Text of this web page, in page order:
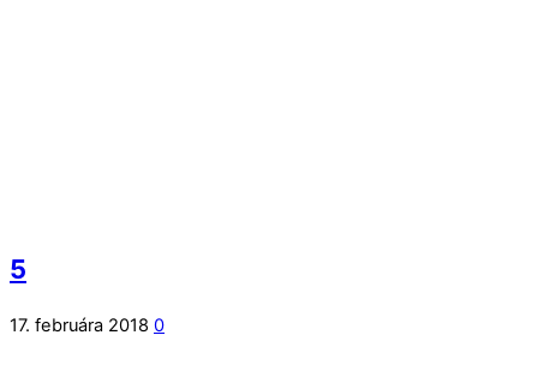
5
17. februára 2018 0